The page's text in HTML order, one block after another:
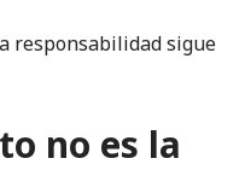
responsabilidad sigue
no es la